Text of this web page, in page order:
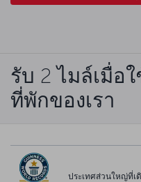
รับ 2 ไมล์เมื่อ
ที่พักของเรา
ประเทศส่วนใหญ่ที่เ